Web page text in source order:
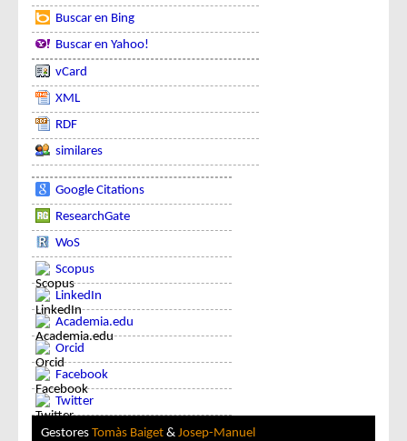
Buscar en Bing
Buscar en Yahoo!
vCard
XML
RDF
similares
Google Citations
ResearchGate
WoS
Scopus
LinkedIn
Academia.edu
Orcid
Facebook
Twitter
Gestores Tomàs Baiget & Josep-Manuel